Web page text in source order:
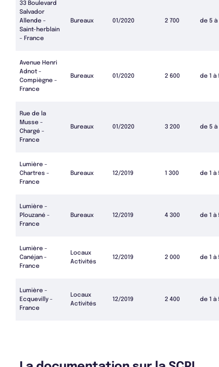
33 Boulevard
Salvador
Allende -
Saint-herblain
- France
Bureaux 01/2020 2 700 de 5 à
Avenue Henri
Adnot -
Compiègne -
France
Bureaux 01/2020 2 600 de 1 à
Rue de la
Musse -
Chargé -
France
Bureaux 01/2020 3 200 de 5 à
Lumière -
Chartres -
France
Bureaux 12/2019 1 300 de 1 à
Lumière -
Plouzané -
France
Bureaux 12/2019 4 300 de 1 à
Lumière -
Canéjan -
France
Locaux
Activités
12/2019 2 000 de 1 à
Lumière -
Ecquevilly -
France
Locaux
Activités
12/2019 2 400 de 1 à